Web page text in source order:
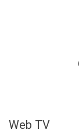
Web TV